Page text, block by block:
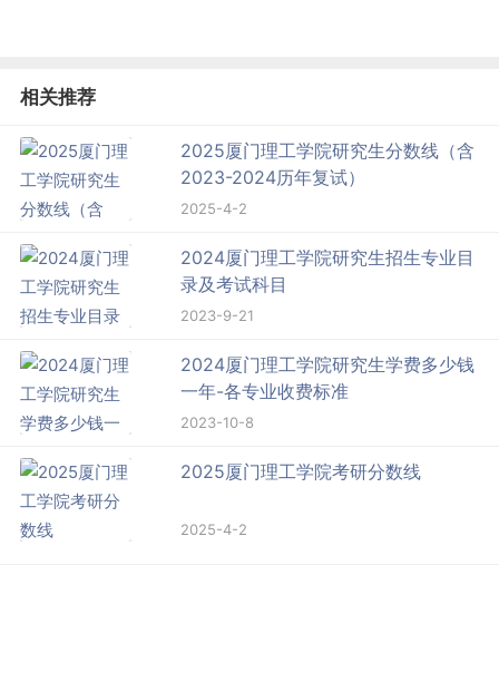
相关推荐
2025厦门理工学院研究生分数线（含
2023-2024历年复试）
2025-4-2
2024厦门理工学院研究生招生专业目
录及考试科目
2023-9-21
2024厦门理工学院研究生学费多少钱
一年-各专业收费标准
2023-10-8
2025厦门理工学院考研分数线
2025-4-2